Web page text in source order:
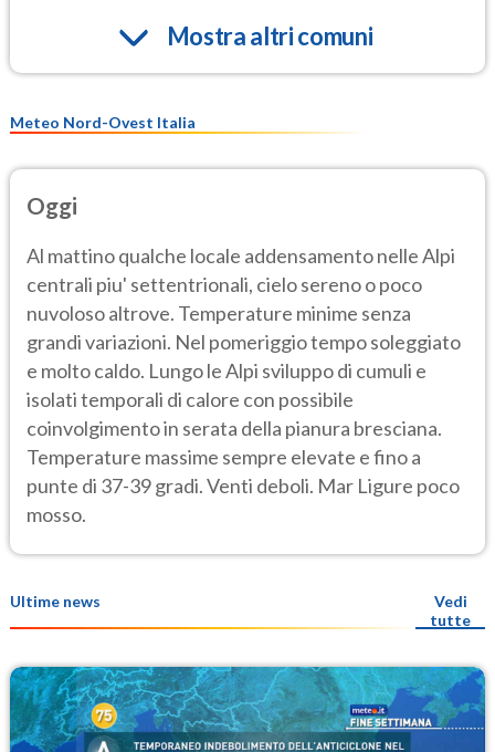
Mostra altri comuni
Meteo Nord-Ovest Italia
Oggi
Al mattino qualche locale addensamento nelle Alpi
centrali piu' settentrionali, cielo sereno o poco
nuvoloso altrove. Temperature minime senza
grandi variazioni. Nel pomeriggio tempo soleggiato
e molto caldo. Lungo le Alpi sviluppo di cumuli e
isolati temporali di calore con possibile
coinvolgimento in serata della pianura bresciana.
Temperature massime sempre elevate e fino a
punte di 37-39 gradi. Venti deboli. Mar Ligure poco
mosso.
Ultime news
Vedi
tutte